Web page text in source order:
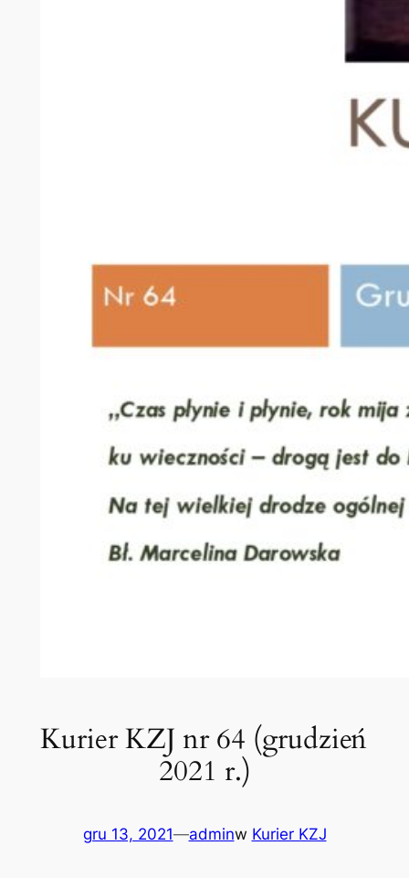
Kurier KZJ nr 64 (grudzień
2021 r.)
gru 13, 2021—adminw Kurier KZJ